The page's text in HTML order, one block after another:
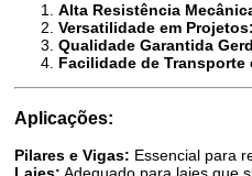
Alta Resistência
Versatilidade em Projetos:
Qualidade Garantida
Facilidade de Transporte
Aplicações:
Pilares e Vigas: Essencial para